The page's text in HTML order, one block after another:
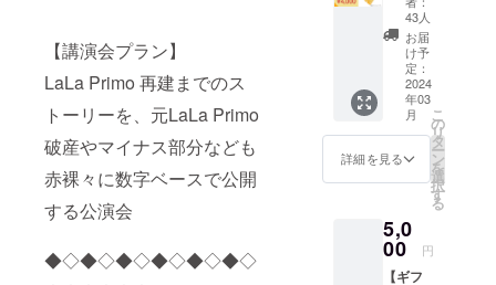
【講演会プラン】
LaLa Primo 再建までのス
トーリーを、元LaLa Primo
破産やマイナス部分なども
赤裸々に数字ベースで公開
する公演会
◆◇◆◇◆◇◆◇◆◇◆◇
しま
す。 ※
このプ
ランは
CAMPF
IREの仕
様上、
支援者
のお名
め、よ
ろしけ
れば
【備考
5,000円
分を、
4,000円
でご購
入いた
だけま
（20%
OFF）
※LaLa
Primo
店でご
利用い
ただけ
ます。
43人
お届
け予
定：
2024
年03
月
詳細を見る
こ
の
リ
タ
ー
ン
を
選
択
す
る
5,0
00 円
【ギフ